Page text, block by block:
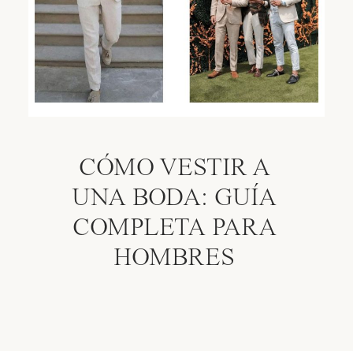
VÍDEO
SOBRE MÍ
CONTACTO
CÓMO VESTIR A
UNA BODA: GUÍA
COMPLETA PARA
HOMBRES